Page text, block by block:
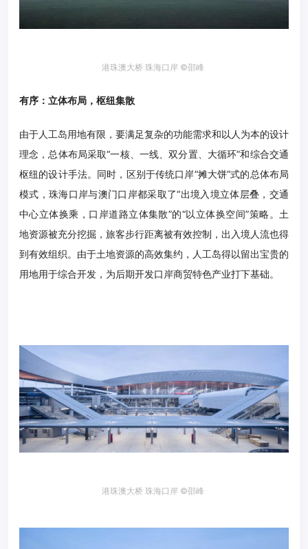
港珠澳大桥 珠海口岸 ©邵峰
有序：立体布局，枢纽集散
由于人工岛用地有限，要满足复杂的功能需求和以人为本的设计
理念，总体布局采取“一核、一线、双分置、大循环”和综合交通
枢纽的设计手法。同时，区别于传统口岸“摊大饼”式的总体布局
模式，珠海口岸与澳门口岸都采取了“出境入境立体层叠，交通
中心立体换乘，口岸道路立体集散”的“以立体换空间”策略。土
地资源被充分挖掘，旅客步行距离被有效控制，出入境人流也得
到有效组织。由于土地资源的高效集约，人工岛得以留出宝贵的
用地用于综合开发，为后期开发口岸商贸特色产业打下基础。
港珠澳大桥 珠海口岸 ©邵峰